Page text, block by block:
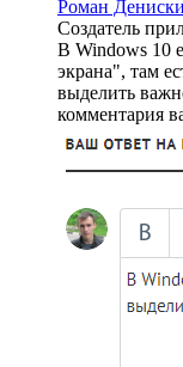
Роман
Создатель
В Windows 10
экрана", там
выделить
комментария